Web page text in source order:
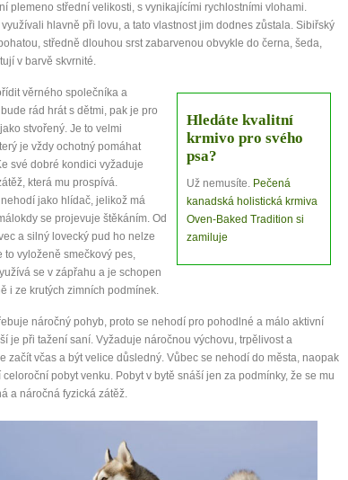
pro zdravý a
život
tipy zdarma.
unaveni hned jak ráno vstanete?
Nemusí to tak být - ZJISTĚTE ZDARMA!
každý den
rovnováhu
Nenávidíme spam stejně jako vy
plemeno střední velikosti, s vynikajícími rychlostními vlohami.
hlavně při lovu, a tato vlastnost jim dodnes zůstala. Sibiřský
středně dlouhou srst zabarvenou obvykle do černa, šeda,
v barvě skvrnité.
Hledáte kvalitní
krmivo pro svého
psa?
Už nemusíte. Pečená
kanadská holistická krmiva
Oven-Baked Tradition si
zamiluje
věrného společníka a
rád hrát s dětmi, pak je pro
stvořený. Je to velmi
je vždy ochotný pomáhat
své dobré kondici vyžaduje
která mu prospívá.
jako hlídač, jelikož má
se projevuje štěkáním. Od
a silný lovecký pud ho nelze
to vyloženě smečkový pes,
se v zápřahu a je schopen
i ze krutých zimních podmínek.
náročný pohyb, proto se nehodí pro pohodlné a málo aktivní
je při tažení saní. Vyžaduje náročnou výchovu, trpělivost a
začít včas a být velice důsledný. Vůbec se nehodí do města, naopak
pobyt venku. Pobyt v bytě snáší jen za podmínky, že se mu
a náročná fyzická zátěž.